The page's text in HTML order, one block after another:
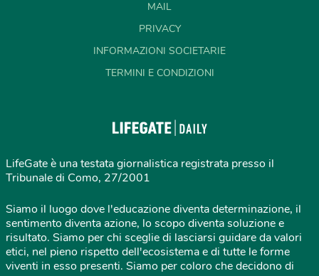
MAIL
PRIVACY
INFORMAZIONI SOCIETARIE
TERMINI E CONDIZIONI
LifeGate è una testata giornalistica registrata presso il
Tribunale di Como, 27/2001
Siamo il luogo dove l'educazione diventa determinazione, il
sentimento diventa azione, lo scopo diventa soluzione e
risultato. Siamo per chi sceglie di lasciarsi guidare da valori
etici, nel pieno rispetto dell'ecosistema e di tutte le forme
viventi in esso presenti. Siamo per coloro che decidono di